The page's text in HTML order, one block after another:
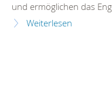
und ermöglichen das
Weiterlesen